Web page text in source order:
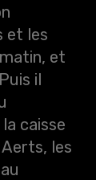
et les
et
il
caisse
les